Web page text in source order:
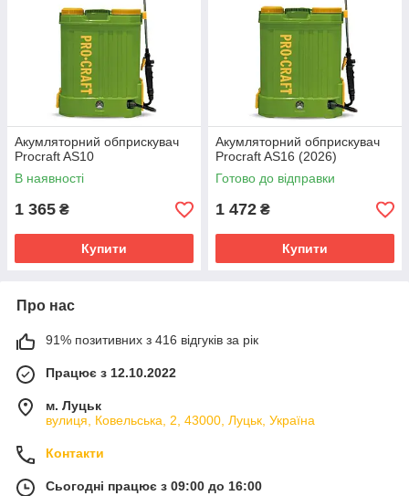
Акумляторний обприскувач
Procraft AS10
В наявності
1 365 ₴
Купити
Акумляторний обприскувач
Procraft AS16 (2026)
Готово до відправки
1 472 ₴
Купити
Про нас
91% позитивних з 416 відгуків за рік
Працює з 12.10.2022
м. Луцьк
вулиця, Ковельська, 2, 43000, Луцьк, Україна
Контакти
Сьогодні працює з 09:00 до 16:00